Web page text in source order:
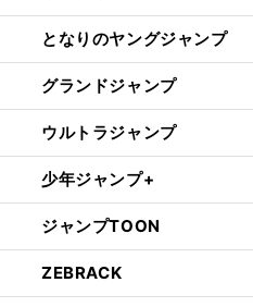
となりのヤングジャンプ
グランドジャンプ
ウルトラジャンプ
少年ジャンプ+
ジャンプTOON
ZEBRACK